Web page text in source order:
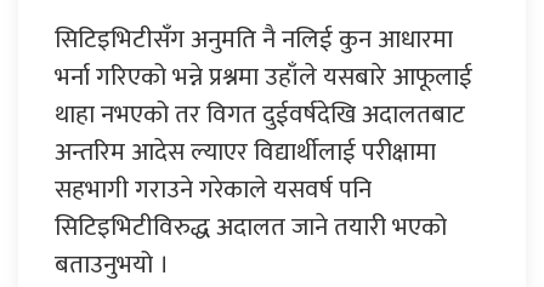
सिटिइभिटीसँग अनुमति नै नलिई कुन आधारमा
भर्ना गरिएको भन्ने प्रश्नमा उहाँले यसबारे आफूलाई
थाहा नभएको तर विगत दुईवर्षदेखि अदालतबाट
अन्तरिम आदेस ल्याएर विद्यार्थीलाई परीक्षामा
सहभागी गराउने गरेकाले यसवर्ष पनि
सिटिइभिटीविरुद्ध अदालत जाने तयारी भएको
बताउनुभयो ।